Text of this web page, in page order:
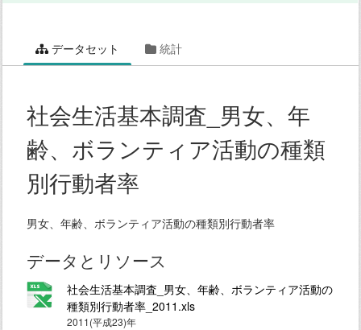
データセット 統計
社会生活基本調査_男女、年
齢、ボランティア活動の種類
別行動者率
男女、年齢、ボランティア活動の種類別行動者率
データとリソース
社会生活基本調査_男女、年齢、ボランティア活動の
種類別行動者率_2011.xls
2011(平成23)年